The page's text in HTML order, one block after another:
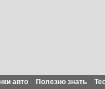
авто Полезно знать